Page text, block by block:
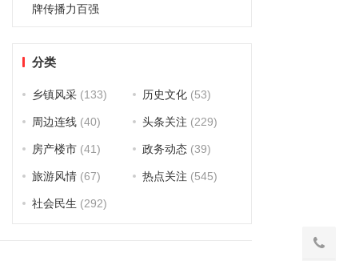
牌传播力百强
分类
乡镇风采(133) 历史文化(53)
周边连线(40) 头条关注 (229)
房产楼市(41) 政务动态(39)
旅游风情(67) 热点关注 (545)
社会民生 (292)